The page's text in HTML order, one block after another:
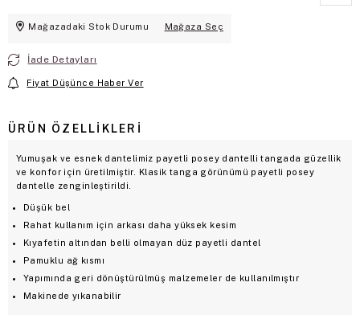
Mağazadaki Stok Durumu Mağaza Seç
İade Detayları
Fiyat Düşünce Haber Ver
ÜRÜN ÖZELLIKLERI
Yumuşak ve esnek dantelimiz payetli posey dantelli tangada güzellik
ve konfor için üretilmiştir. Klasik tanga görünümü payetli posey
dantelle zenginleştirildi.
Düşük bel
Rahat kullanım için arkası daha yüksek kesim
Kıyafetin altından belli olmayan düz payetli dantel
Pamuklu ağ kısmı
Yapımında geri dönüştürülmüş malzemeler de kullanılmıştır
Makinede yıkanabilir